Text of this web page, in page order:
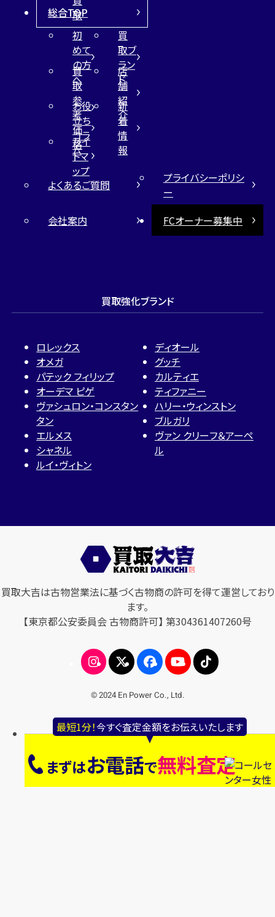
最短1分！今すぐ査定金額をお伝えいたします
まずはお電話で無料査定
取
総合TOP
初
めて
の方
へ
買
取ブ
ラン
ド
買
取
参
考
価
格
店
舗
紹
介
お役
立ち
コラ
ム
新
着
情
報
サイ
トマ
ップ
よくあるご質問
プライバシーポリシ
ー
会社案内
FCオーナー募集中
買取強化ブランド
ロレックス
オメガ
パテック フィリップ
オーデマ ピゲ
ヴァシュロン・コンスタン
タン
エルメス
シャネル
ルイ・ヴィトン
ディオール
グッチ
カルティエ
ティファニー
ハリー・ウィンストン
ブルガリ
ヴァン クリーフ＆アーペ
ル
買取大吉は古物営業法に基づく古物商の許可を得て運営しており
ます。
【東京都公安委員会 古物商許可】 第304361407260号
© 2024 En Power Co., Ltd.